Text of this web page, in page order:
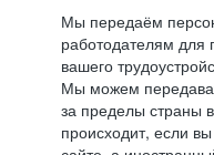
Мы передаём
работодателям для
вашего
Мы можем
за пределы страны
происходит, если